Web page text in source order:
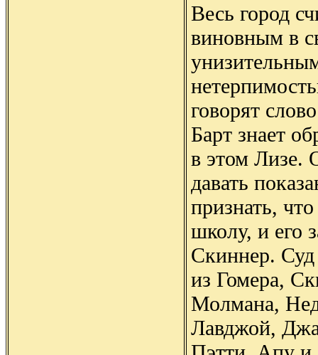
Весь город
виновным в
говорят
Барт знает
в этом Лизе.
давать
признать,
школу, и его
Скиннер.
из Гомера,
Молмана,
Лавджой,